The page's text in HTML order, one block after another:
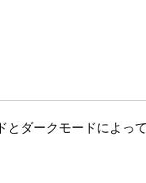
ダークモードによっ